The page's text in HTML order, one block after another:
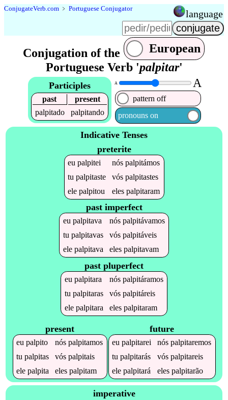
ConjugateVerb.com ﹥ Portuguese Conjugator language
Conjugation of the
European
Portuguese Verb 'palpitar'
Participles
past
present
palpitado
palpitando
A A
pattern off
pronouns on
Indicative Tenses
preterite
eupalpitei nóspalpitámos
tupalpitaste vóspalpitastes
elepalpitou elespalpitaram
past imperfect
eu palpitava nós palpitávamos
tu palpitavas vós palpitáveis
ele palpitava eles palpitavam
past pluperfect
eu palpitara nós palpitáramos
tu palpitaras vós palpitáreis
ele palpitara eles palpitaram
present
eupalpito nóspalpitamos
tupalpitas vóspalpitais
elepalpita elespalpitam
future
eupalpitarei nóspalpitaremos
tupalpitarás vóspalpitareis
elepalpitará elespalpitarão
imperative